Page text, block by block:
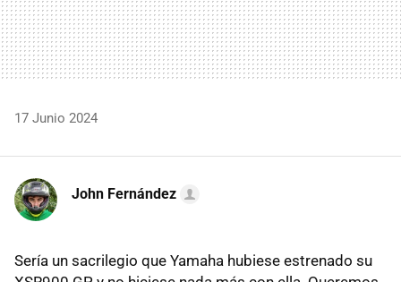
17 Junio 2024
John Fernández
Sería un sacrilegio que Yamaha hubiese estrenado su